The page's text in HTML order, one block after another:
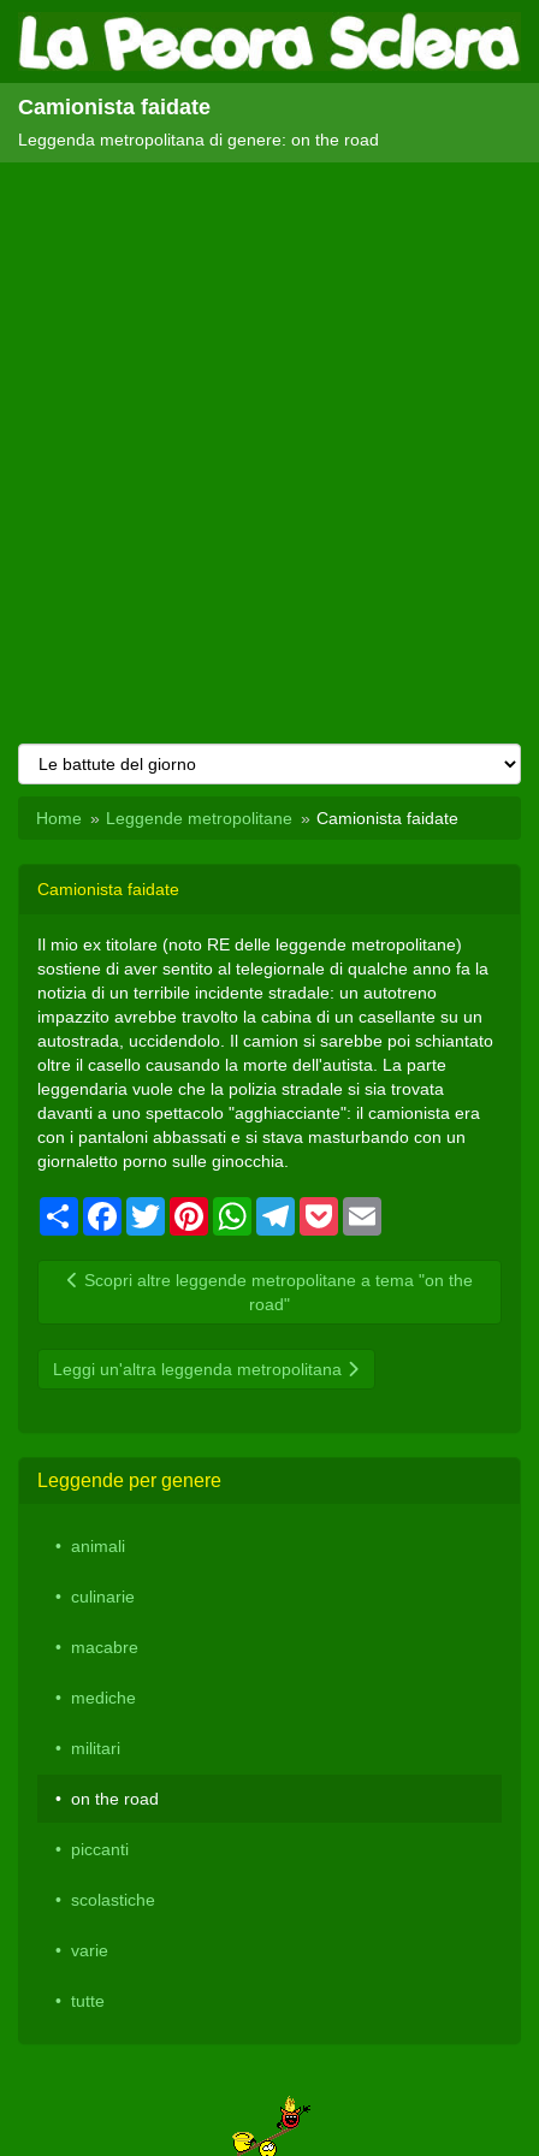
Camionista faidate
Leggenda metropolitana di genere: on the road
Home Leggende metropolitane Camionista faidate
Camionista faidate
Il mio ex titolare (noto RE delle leggende metropolitane)
sostiene di aver sentito al telegiornale di qualche anno fa la
notizia di un terribile incidente stradale: un autotreno
impazzito avrebbe travolto la cabina di un casellante su un
autostrada, uccidendolo. Il camion si sarebbe poi schiantato
oltre il casello causando la morte dell'autista. La parte
leggendaria vuole che la polizia stradale si sia trovata
davanti a uno spettacolo "agghiacciante": il camionista era
con i pantaloni abbassati e si stava masturbando con un
giornaletto porno sulle ginocchia.
CondividiFacebook
Twitter PinterestWhatsAppTelegram
Pocket
Scopri altre leggende metropolitane a tema "on the
road"
Leggi un'altra leggenda metropolitana
Leggende per genere
animali
culinarie
macabre
mediche
militari
on the road
piccanti
scolastiche
varie
tutte